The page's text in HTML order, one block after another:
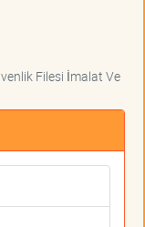
Filesi İmalat Ve